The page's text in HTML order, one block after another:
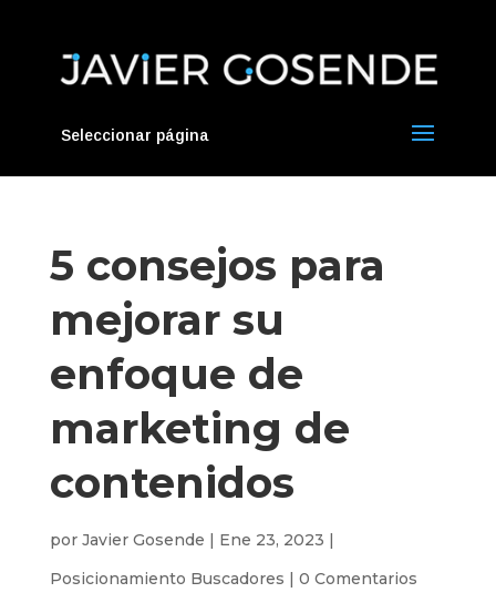
Seleccionar página
5 consejos para
mejorar su
enfoque de
marketing de
contenidos
por Javier Gosende | Ene 23, 2023 |
Posicionamiento Buscadores | 0 Comentarios